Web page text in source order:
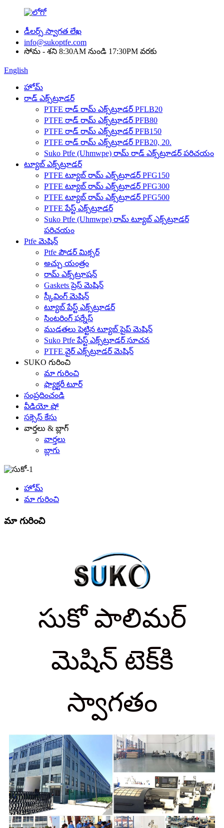
డీలర్స్ స్వాగత లేఖ
info@sukoptfe.com
సోమ - శని 8:30AM నుండి 17:30PM వరకు
English
హోమ్
రాడ్ ఎక్స్‌ట్రూడర్
PTFE రాడ్ రామ్ ఎక్స్‌ట్రూడర్ PFLB20
PTFE రాడ్ రామ్ ఎక్స్‌ట్రూడర్ PFB80
PTFE రాడ్ రామ్ ఎక్స్‌ట్రూడర్ PFB150
PTFE రాడ్ రామ్ ఎక్స్‌ట్రూడర్ PFB20, 20.
Suko Ptfe (Uhmwpe) రామ్ రాడ్ ఎక్స్‌ట్రూడర్ పరిచయం
ట్యూబ్ ఎక్స్‌ట్రూడర్
PTFE ట్యూబ్ రామ్ ఎక్స్‌ట్రూడర్ PFG150
PTFE ట్యూబ్ రామ్ ఎక్స్‌ట్రూడర్ PFG300
PTFE ట్యూబ్ రామ్ ఎక్స్‌ట్రూడర్ PFG500
PTFE పేస్ట్ ఎక్స్‌ట్రూడర్
Suko Ptfe (Uhmwpe) రామ్ ట్యూబ్ ఎక్స్‌ట్రూడర్
పరిచయం
Ptfe మెషిన్
Ptfe పౌడర్ మిక్సర్
అచ్చు యంత్రం
రామ్ ఎక్స్‌ట్రూషన్
Gaskets ప్రెస్ మెషిన్
స్కీవింగ్ మెషిన్
ట్యూబ్ పేస్ట్ ఎక్స్‌ట్రూడర్
సింటరింగ్ ఫర్నేస్
ముడతలు పెట్టిన ట్యూబ్ పైప్ మెషిన్
Suko Ptfe పేస్ట్ ఎక్స్‌ట్రూడర్ సూచన
PTFE వైర్ ఎక్స్‌ట్రూడర్ మెషిన్
SUKO గురించి
మా గురించి
ఫ్యాక్టరీ టూర్
సంప్రదించండి
వీడియో షో
సక్సెస్ కేసు
వార్తలు & బ్లాగ్
వార్తలు
బ్లాగు
హోమ్
మా గురించి
మా గురించి
సుకో పాలిమర్
మెషిన్ టెక్‌కి
స్వాగతం